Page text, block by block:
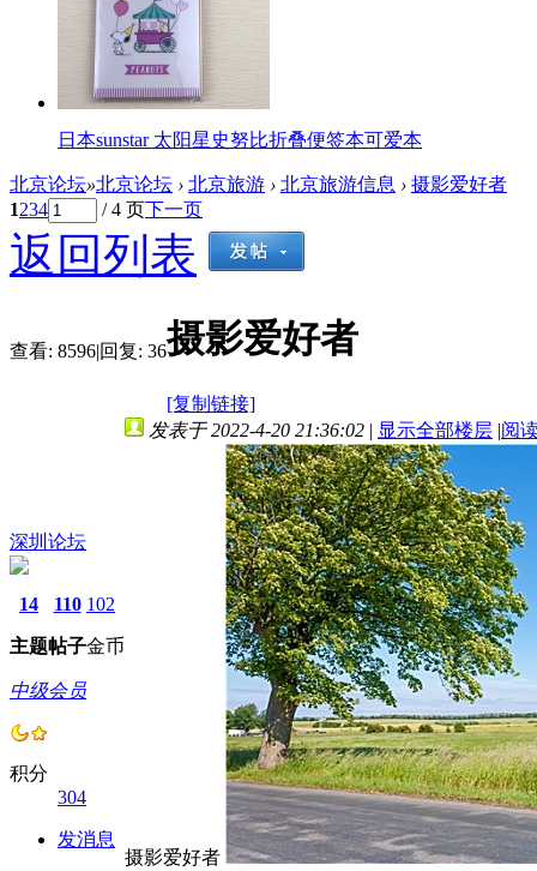
日本sunstar 太阳星史努比折叠便签本可爱本
北京论坛»北京论坛 › 北京旅游 › 北京旅游信息 › 摄影爱好者
1234 / 4 页下一页
返回列表
查看: 8596|回复: 36摄影爱好者
[复制链接]
深圳论坛
14
主题
110
帖子
102
金币
中级会员
积分
304
发消息
发表于 2022-4-20 21:36:02 | 显示全部楼层 |阅
摄影爱好者